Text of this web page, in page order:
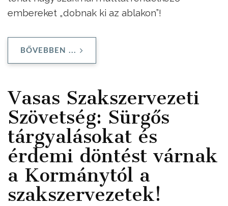
embereket „dobnak ki az ablakon”!
BŐVEBBEN ...
Vasas Szakszervezeti
Szövetség: Sürgős
tárgyalásokat és
érdemi döntést várnak
a Kormánytól a
szakszervezetek!